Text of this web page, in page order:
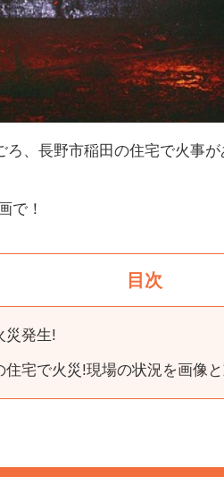
、長野市稲田の住宅で火事が
で！
目次
災発生!
住宅で火災!現場の状況を画像